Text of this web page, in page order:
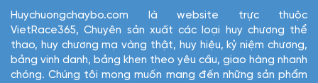
Huychuongchaybo.com là website trực thuộc
VietRace365, Chuyên sản xuất các loại huy chương thể
thao, huy chương mạ vàng thật, huy hiệu, kỷ niệm chương,
bảng vinh danh, bảng khen theo yêu cầu, giao hàng nhanh
chóng. Chúng tôi mong muốn mang đến những sản phẩm